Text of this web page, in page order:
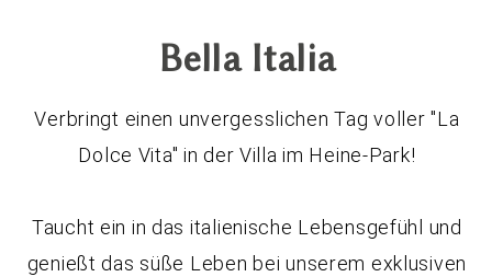
Bella Italia
Verbringt einen unvergesslichen Tag voller "La
Dolce Vita" in der Villa im Heine-Park!
Taucht ein in das italienische Lebensgefühl und
genießt das süße Leben bei unserem exklusiven